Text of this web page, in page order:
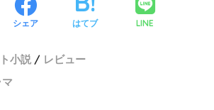
シェア はてブ LINE
小説
レビュー